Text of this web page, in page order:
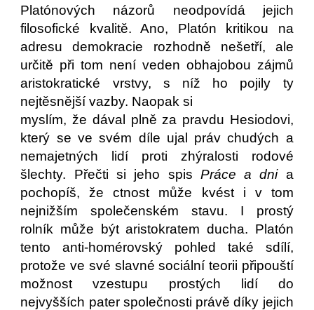
Platónových názorů neodpovídá jejich
filosofické kvalitě. Ano, Platón kritikou na
adresu demokracie rozhodně nešetří, ale
určitě při tom není veden obhajobou zájmů
aristokratické vrstvy, s níž ho pojily ty
nejtěsnější vazby. Naopak si
myslím, že dával plně za pravdu Hesiodovi,
který se ve svém díle ujal práv chudých a
nemajetných lidí proti zhýralosti rodové
šlechty. Přečti si jeho spis Práce a dnia
pochopíš, že ctnost může kvést i v tom
nejnižším společenském stavu. I prostý
rolník může být aristokratem ducha. Platón
tento anti-homérovský pohled také sdílí,
protože ve své slavné sociální teorii připouští
možnost vzestupu prostých lidí do
nejvyšších pater společnosti právě díky jejich